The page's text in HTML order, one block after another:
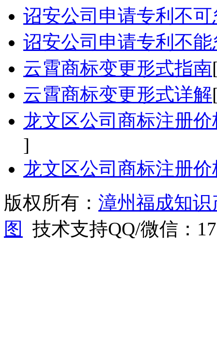
诏安公司申请专利不
诏安公司申请专利不
云霄商标变更形式指南
云霄商标变更形式详解
龙文区公司商标注册
]
龙文区公司商标注册
版权所有： 漳州福成知
图
技术支持QQ/微信：